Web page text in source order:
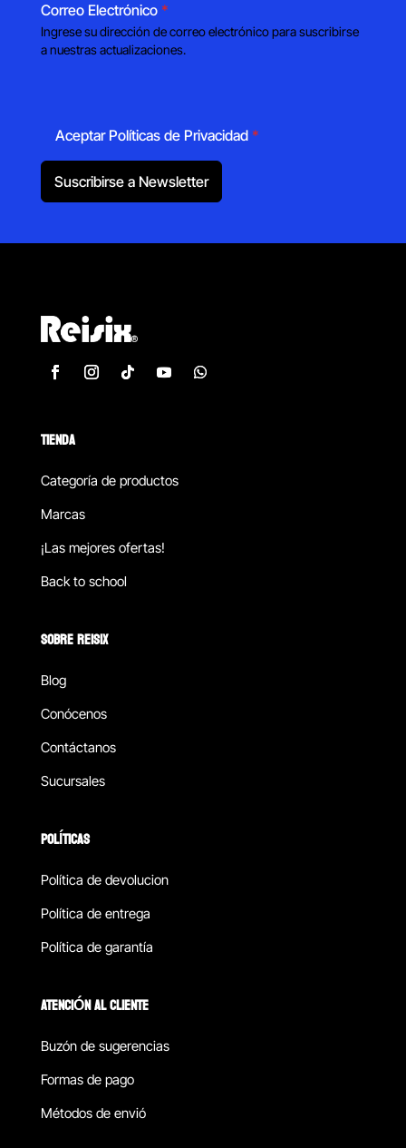
Correo Electrónico *
Ingrese su dirección de correo electrónico para suscribirse
a nuestras actualizaciones.
Aceptar Políticas de Privacidad *
Suscribirse a Newsletter
TIENDA
Categoría de productos
Marcas
¡Las mejores ofertas!
Back to school
SOBRE REISIX
Blog
Conócenos
Contáctanos
Sucursales
POLÍTICAS
Política de devolucion
Política de entrega
Política de garantía
ATENCIÓN AL CLIENTE
Buzón de sugerencias
Formas de pago
Métodos de envió